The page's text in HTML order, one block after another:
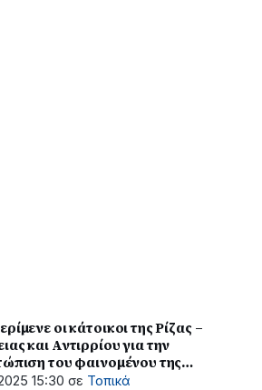
οι κάτοικοι της Ρίζας –
και Αντιρρίου για την
του φαινομένου της
της ακτογραμμής.
15:30 σε Τοπικά